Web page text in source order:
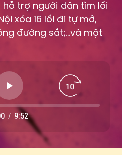
đường sắt;...và một
/ 9:52